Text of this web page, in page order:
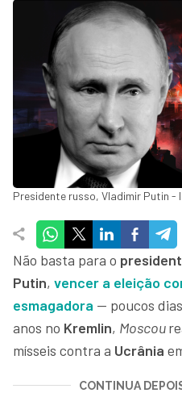
Presidente russo, Vladimir Putin -
Não basta para o
Putin, vencer a eleição
esmagadora — poucos
anos no Kremlin, Moscou
mísseis contra a Ucrânia
CONTINUA